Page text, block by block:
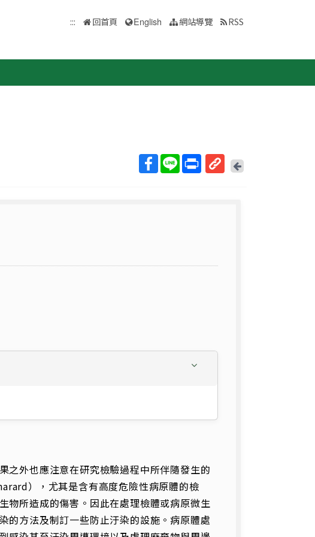
::: 回首頁 English 網站導覽 RSS
回
上
之外也應注意在研究檢驗過程中所伴隨發生的
），尤其是含有高度危險性病原體的檢
物所造成的傷害。因此在處理檢體或病原微生
的方法及制訂一些防止汙染的設施。病原體處